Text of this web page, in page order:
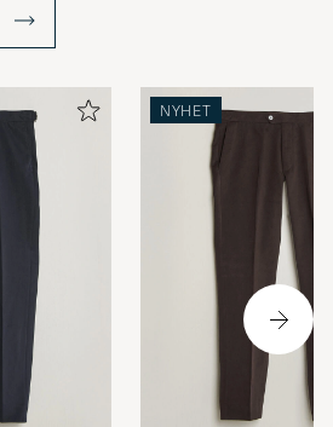
NYHET